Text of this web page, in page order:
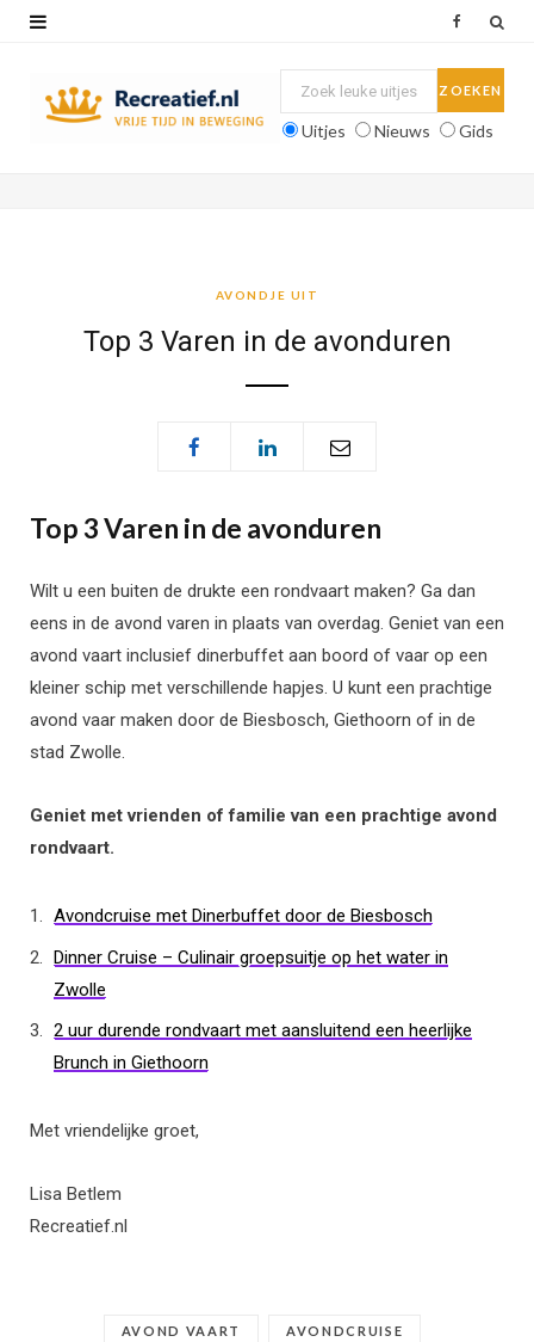
Uitjes Nieuws Gids
AVONDJE UIT
Top 3 Varen in de avonduren
Top 3 Varen in de avonduren
Wilt u een buiten de drukte een rondvaart maken? Ga dan
eens in de avond varen in plaats van overdag. Geniet van een
avond vaart inclusief dinerbuffet aan boord of vaar op een
kleiner schip met verschillende hapjes. U kunt een prachtige
avond vaar maken door de Biesbosch, Giethoorn of in de
stad Zwolle.
Geniet met vrienden of familie van een prachtige avond
rondvaart.
Avondcruise met Dinerbuffet door de Biesbosch
Dinner Cruise – Culinair groepsuitje op het water in
Zwolle
2 uur durende rondvaart met aansluitend een heerlijke
Brunch in Giethoorn
Met vriendelijke groet,
Lisa Betlem
Recreatief.nl
AVOND VAART AVONDCRUISE